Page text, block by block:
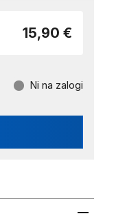
15,90 €
Ni na zalogi